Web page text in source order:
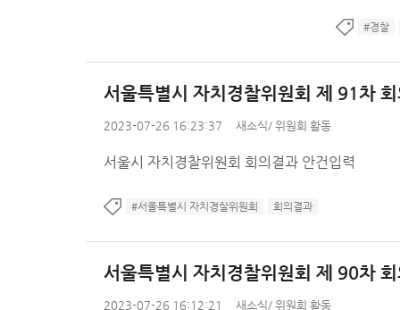
#경찰
서울특별시 자치경찰위원회 제 91차
2023-07-26 16:23:37 새소식/ 위원회 활동
서울시 자치경찰위원회 회의결과 안건입력
#서울특별시 자치경찰위원회 회의결과
서울특별시 자치경찰위원회 제 90차
2023-07-26 16:12:21 새소식/ 위원회 활동